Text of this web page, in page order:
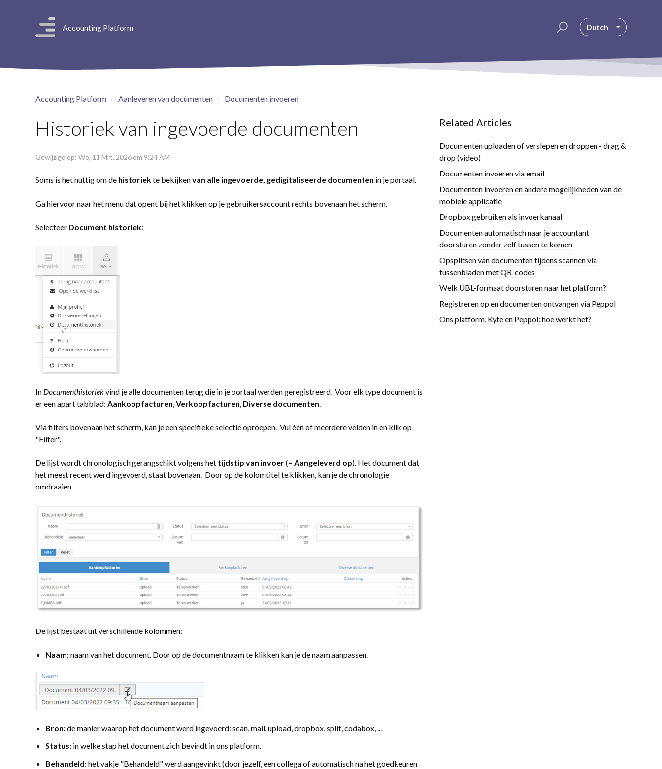
Accounting Platform Dutch
Accounting Platform Aanleveren van documenten Documenten invoeren
Historiek van ingevoerde documenten
Gewijzigd op: Wo, 11 Mrt, 2026 om 9:24 AM
Soms is het nuttig om de historiekte bekijkenvan alle ingevoerde, gedigitaliseerde documenten in je portaal.
Ga hiervoor naar het menu dat opent bij het klikken op je gebruikersaccount rechts bovenaan het scherm.
Selecteer Document historiek:
In Documenthistoriekvind je alle documenten terug die in je portaal werden geregistreerd. Voor elk type document is
er een apart tabblad: Aankoopfacturen,Verkoopfacturen, Diverse documenten.
Via filters bovenaan het scherm, kan je een specifieke selectie oproepen. Vul één of meerdere velden in en klik op
"Filter".
De lijst wordt chronologisch gerangschikt volgens het tijdstip van invoer(= Aangeleverd op). Het document dat
het meest recent werd ingevoerd, staat bovenaan. Door op de kolomtitel te klikken, kan je de chronologie
omdraaien.
De lijst bestaat uit verschillende kolommen:
Naam:naam van het document. Door op de documentnaam te klikken kan je de naam aanpassen.
Bron:de manier waarop het document werd ingevoerd: scan, mail, upload, dropbox, split, codabox, ...
Status: in welke stap het document zich bevindt in ons platform.
Behandeld:het vakje "Behandeld" werd aangevinkt (door jezelf, een collega of automatisch na het goedkeuren
Related Articles
Documenten uploaden of verslepen en droppen - drag &
drop (video)
Documenten invoeren via email
Documenten invoeren en andere mogelijkheden van de
mobiele applicatie
Dropbox gebruiken als invoerkanaal
Documenten automatisch naar je accountant
doorsturen zonder zelf tussen te komen
Opsplitsen van documenten tijdens scannen via
tussenbladen met QR-codes
Welk UBL-formaat doorsturen naar het platform?
Registreren op en documenten ontvangen via Peppol
Ons platform, Kyte en Peppol: hoe werkt het?